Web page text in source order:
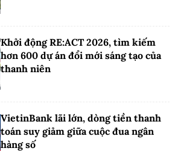
Khởi động RE:ACT 2026, tìm kiếm
hơn 600 dự án đổi mới sáng tạo của
thanh niên
VietinBank lãi lớn, dòng tiền thanh
toán suy giảm giữa cuộc đua ngân
hàng số